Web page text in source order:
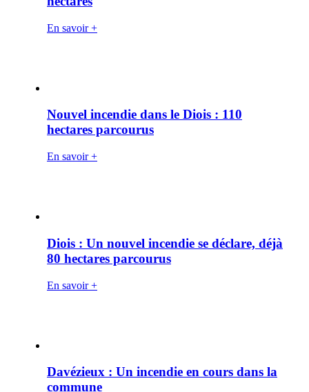
En savoir +
Nouvel incendie dans le Diois : 110
hectares parcourus
En savoir +
Diois : Un nouvel incendie se déclare, déjà
80 hectares parcourus
En savoir +
Davézieux : Un incendie en cours dans la
commune